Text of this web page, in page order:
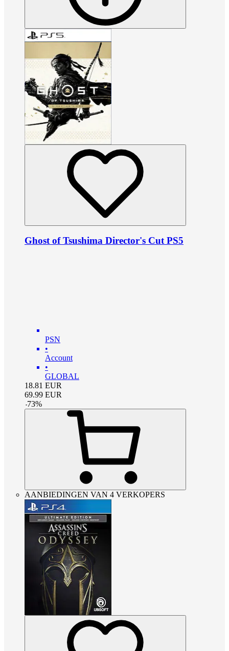
Ghost of Tsushima Director's Cut PS5
PSN
•
Account
•
GLOBAL
18.81 EUR
69.99 EUR
-73%
AANBIEDINGEN VAN 4 VERKOPERS